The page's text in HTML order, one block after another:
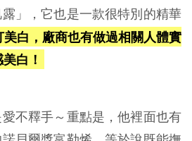
」，它也是一款很特別的精華
白，廠商也有做過相關人體實
白！
不釋手～重點是，他裡面也有